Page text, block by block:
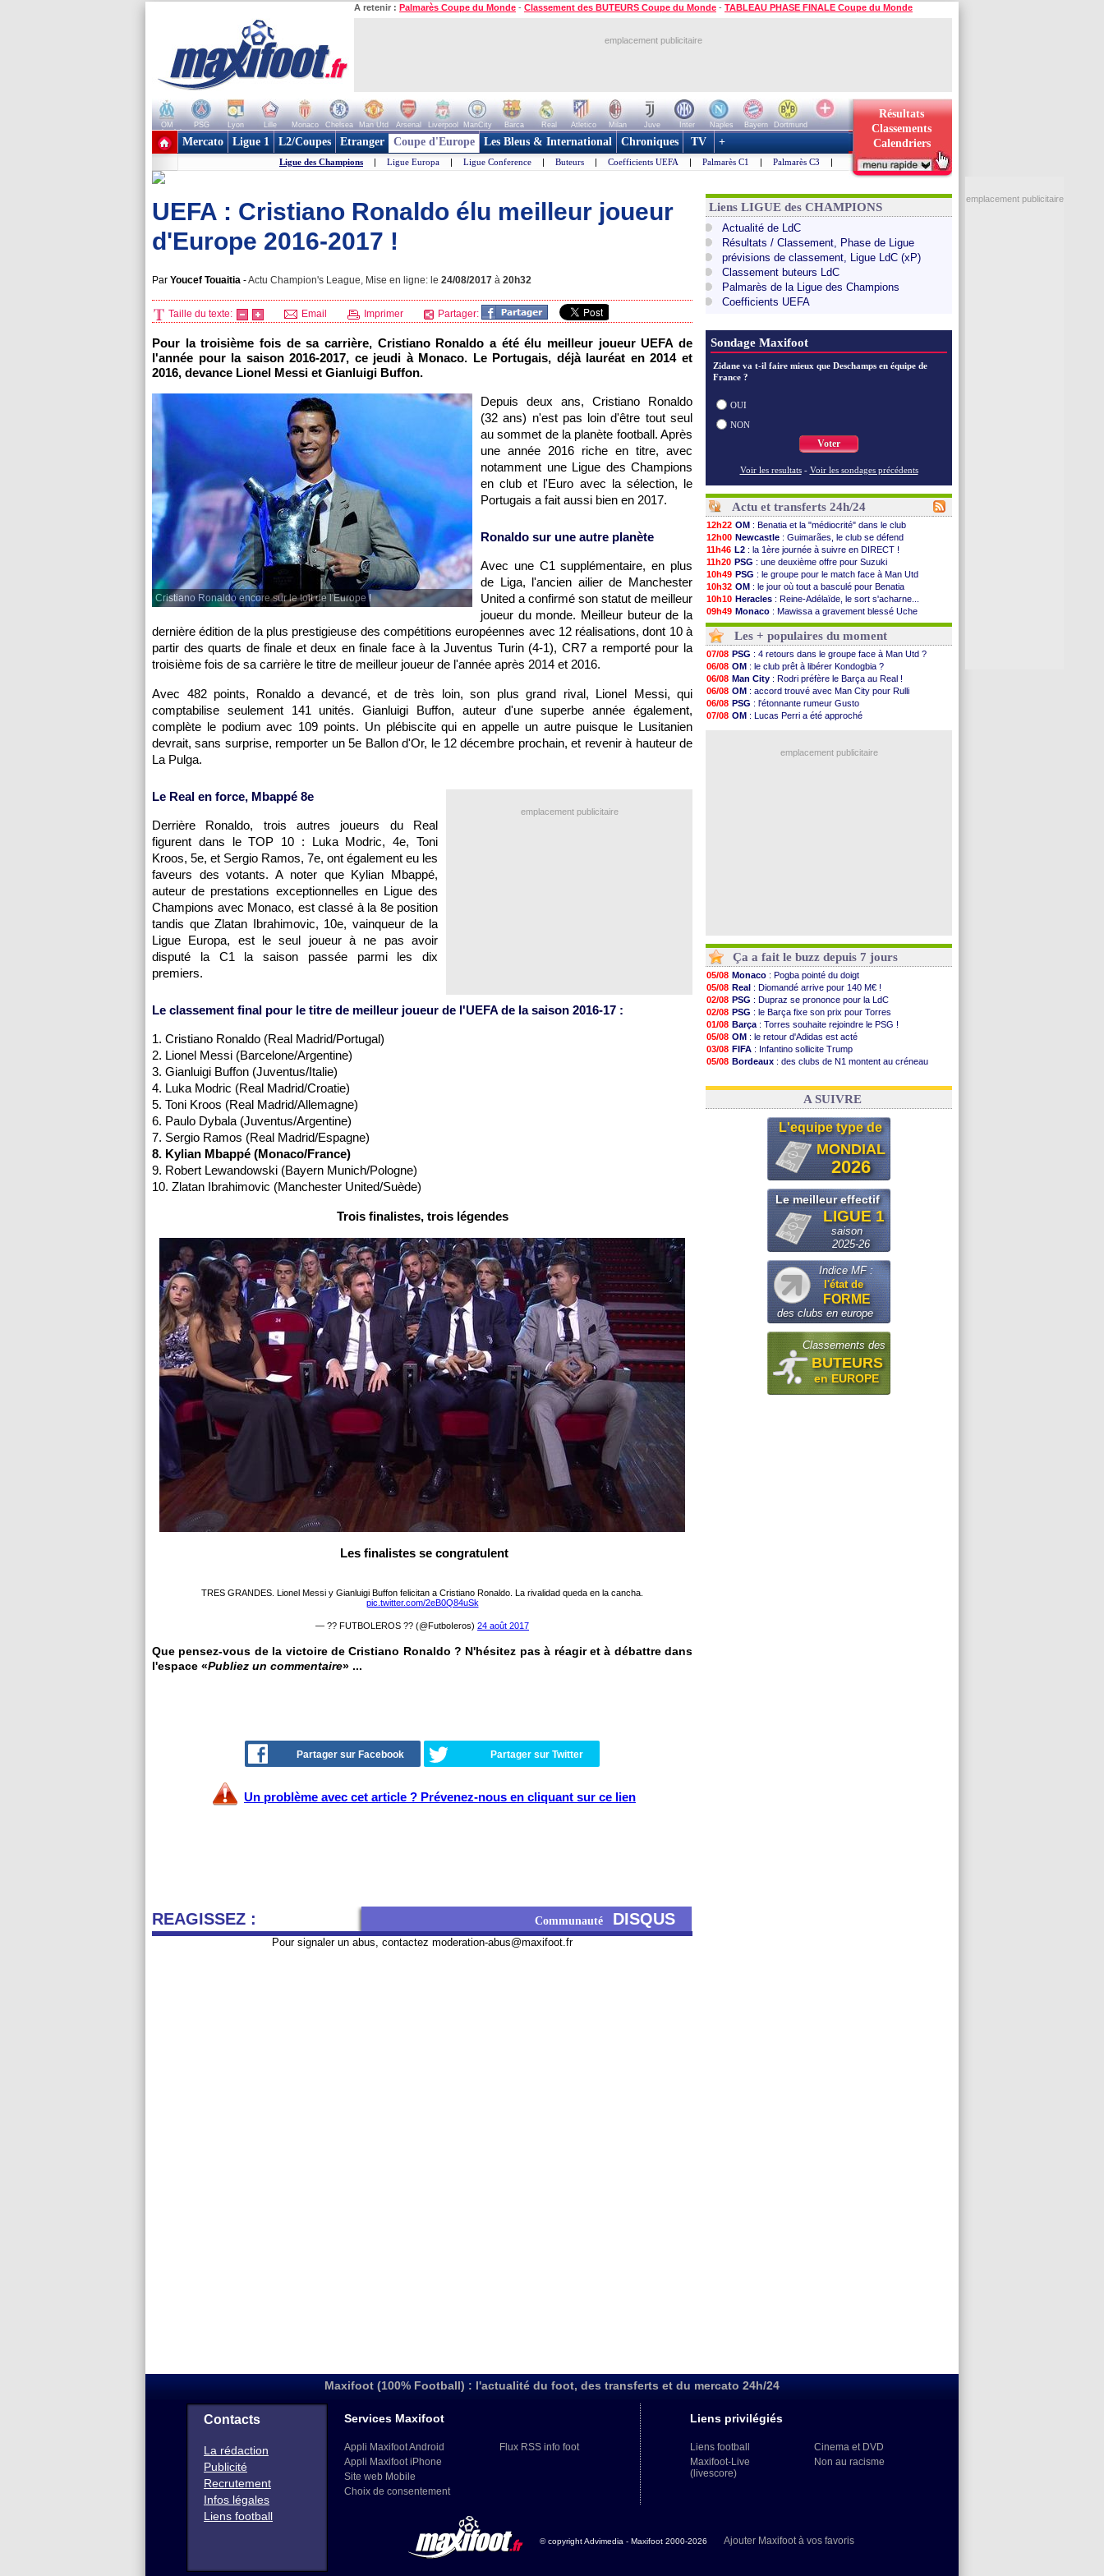
A retenir : Palmarès Coupe du Monde - Classement des BUTEURS Coupe du Monde - TABLEAU PHASE FINALE Coupe du Monde
emplacement publicitaire
OM PSG Lyon Lille Monaco Chelsea Man Utd Arsenal Liverpool ManCity Barca Real Atletico Milan Juve Inter Naples Bayern
Dortmund
+ de clubs
Résultats
Classements
Calendriers
Mercato Ligue 1 L2/Coupes Etranger Coupe d'Europe Les Bleus & International Chroniques TV +
Ligue des Champions | Ligue Europa | Ligue Conference | Buteurs | Coefficients UEFA | Palmarès C1 | Palmarès C3 |
UEFA : Cristiano Ronaldo élu meilleur joueur
d'Europe 2016-2017 !
Par Youcef Touaitia -Actu Champion's League, Mise en ligne: le 24/08/2017 à 20h32
Taille du texte: Email Imprimer Partager:
Pour la troisième fois de sa carrière, Cristiano Ronaldo a été élu meilleur joueur UEFA de
l'année pour la saison 2016-2017, ce jeudi à Monaco. Le Portugais, déjà lauréat en 2014 et
2016, devance Lionel Messi et Gianluigi Buffon.
Cristiano Ronaldo encore sur le toit de l'Europe !
Depuis deux ans, Cristiano Ronaldo
(32 ans) n'est pas loin d'être tout seul
au sommet de la planète football. Après
une année 2016 riche en titre, avec
notamment une Ligue des Champions
en club et l'Euro avec la sélection, le
Portugais a fait aussi bien en 2017.
Ronaldo sur une autre planète
Avec une C1 supplémentaire, en plus
de Liga, l'ancien ailier de Manchester
United a confirmé son statut de meilleur
joueur du monde. Meilleur buteur de la
dernière édition de la plus prestigieuse des compétitions européennes avec 12 réalisations, dont 10 à
partir des quarts de finale et deux en finale face à la Juventus Turin (4-1), CR7 a remporté pour la
troisième fois de sa carrière le titre de meilleur joueur de l'année après 2014 et 2016.
Avec 482 points, Ronaldo a devancé, et de très loin, son plus grand rival, Lionel Messi, qui
comptabilise seulement 141 unités. Gianluigi Buffon, auteur d'une superbe année également,
complète le podium avec 109 points. Un plébiscite qui en appelle un autre puisque le Lusitanien
devrait, sans surprise, remporter un 5e Ballon d'Or, le 12 décembre prochain, et revenir à hauteur de
La Pulga.
emplacement publicitaire
Le Real en force, Mbappé 8e
Derrière Ronaldo, trois autres joueurs du Real
figurent dans le TOP 10 : Luka Modric, 4e, Toni
Kroos, 5e, et Sergio Ramos, 7e, ont également eu les
faveurs des votants. A noter que Kylian Mbappé,
auteur de prestations exceptionnelles en Ligue des
Champions avec Monaco, est classé à la 8e position
tandis que Zlatan Ibrahimovic, 10e, vainqueur de la
Ligue Europa, est le seul joueur à ne pas avoir
disputé la C1 la saison passée parmi les dix
premiers.
Le classement final pour le titre de meilleur joueur de l'UEFA de la saison 2016-17 :
1. Cristiano Ronaldo (Real Madrid/Portugal)
2. Lionel Messi (Barcelone/Argentine)
3. Gianluigi Buffon (Juventus/Italie)
4. Luka Modric (Real Madrid/Croatie)
5. Toni Kroos (Real Madrid/Allemagne)
6. Paulo Dybala (Juventus/Argentine)
7. Sergio Ramos (Real Madrid/Espagne)
8. Kylian Mbappé (Monaco/France)
9. Robert Lewandowski (Bayern Munich/Pologne)
10. Zlatan Ibrahimovic (Manchester United/Suède)
Trois finalistes, trois légendes
Les finalistes se congratulent
TRES GRANDES. Lionel Messi y Gianluigi Buffon felicitan a Cristiano Ronaldo. La rivalidad queda en la cancha.
pic.twitter.com/2eB0Q84uSk
— ?? FUTBOLEROS ?? (@FutboIeros) 24 août 2017
Que pensez-vous de la victoire de Cristiano Ronaldo ? N'hésitez pas à réagir et à débattre dans
l'espace «Publiez un commentaire» ...
Partager sur Facebook Partager sur Twitter
Un problème avec cet article ? Prévenez-nous en cliquant sur ce lien
REAGISSEZ : Communauté DISQUS
Pour signaler un abus, contactez moderation-abus@maxifoot.fr
Liens LIGUE des CHAMPIONS
Actualité de LdC
Résultats / Classement, Phase de Ligue
prévisions de classement, Ligue LdC (xP)
Classement buteurs LdC
Palmarès de la Ligue des Champions
Coefficients UEFA
Sondage Maxifoot
Zidane va t-il faire mieux que Deschamps en équipe de
France ?
OUI
NON
Voter
Voir les resultats - Voir les sondages précédents
Actu et transferts 24h/24
12h22 OM : Benatia et la "médiocrité" dans le club
12h00 Newcastle : Guimarães, le club se défend
11h46 L2 : la 1ère journée à suivre en DIRECT !
11h20 PSG : une deuxième offre pour Suzuki
10h49 PSG : le groupe pour le match face à Man Utd
10h32 OM : le jour où tout a basculé pour Benatia
10h10 Heracles : Reine-Adélaïde, le sort s'acharne...
09h49 Monaco : Mawissa a gravement blessé Uche
09h35 OM: accord avec la Real Sociedad pour Aguerd
09h08
Barça: Araujo va partir en prêt à Liverpool
08h54 OM: Côme pousse pour Gouiri
08h32
Man Utd: le groupe pour défier le PSG
07/08 L3: Caen premier leader
07/08 OM : Højbjerg, son agent maintient le suspense
07/08 OM : Gouiri évoque son avenir
07/08 Leipzig: le transfert d'Asllani tombe à l'eau
07/08 L3: 1ère utilisation du Football Video Support
: la dernière saison de Fonseca ?
Les + populaires du moment
07/08 PSG : 4 retours dans le groupe face à Man Utd ?
06/08 OM : le club prêt à libérer Kondogbia ?
06/08 Man City : Rodri préfère le Barça au Real !
06/08 OM : accord trouvé avec Man City pour Rulli
06/08 PSG : l'étonnante rumeur Gusto
07/08 OM : Lucas Perri a été approché
emplacement publicitaire
Ça a fait le buzz depuis 7 jours
05/08 Monaco : Pogba pointé du doigt
05/08 Real : Diomandé arrive pour 140 M€ !
02/08 PSG : Dupraz se prononce pour la LdC
02/08 PSG : le Barça fixe son prix pour Torres
01/08 Barça : Torres souhaite rejoindre le PSG !
05/08 OM : le retour d'Adidas est acté
03/08 FIFA : Infantino sollicite Trump
05/08 Bordeaux : des clubs de N1 montent au créneau
03/08 Real: le démenti de Leipzig pour Diomandé
A SUIVRE
L'equipe type de
MONDIAL
2026
Le meilleur effectif
LIGUE 1
saison
2025-26
Indice MF :
l'état de
FORME
des clubs en europe
Classements des
BUTEURS
en EUROPE
emplacement publicitaire
Maxifoot (100% Football) : l'actualité du foot, des transferts et du mercato 24h/24
Contacts
La rédaction
Publicité
Recrutement
Infos légales
Liens football
Services Maxifoot
Appli Maxifoot Android
Appli Maxifoot iPhone
Site web Mobile
Choix de consentement
Flux RSS info foot
Liens privilégiés
Liens football
Maxifoot-Live
(livescore)
Cinema et DVD
Non au racisme
© copyright Advimedia - Maxifoot 2000-2026 Ajouter Maxifoot à vos favoris